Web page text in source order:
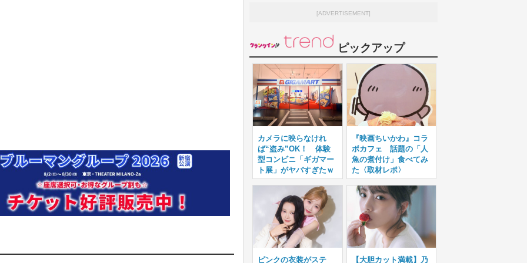
[ADVERTISEMENT]
ピックアップ
カメラに映らなけれ
ば“盗み”OK！ 体験
型コンビニ「ギガマー
ト展」がヤバすぎたｗ
『映画ちいかわ』コラ
ボカフェ 話題の「人
魚の煮付け」食べてみ
た〈取材レポ〉
ピンクの衣装がステ 【大胆カット満載】乃